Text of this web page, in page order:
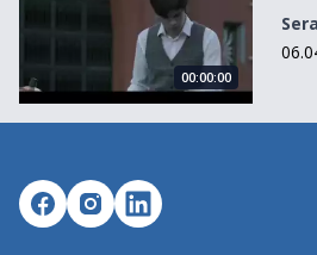
00:00:00